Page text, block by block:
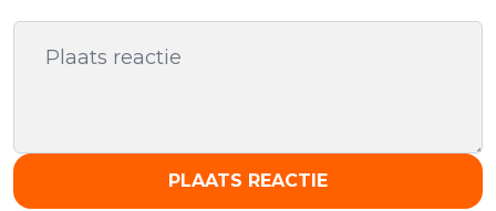
PLAATS REACTIE